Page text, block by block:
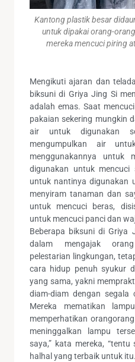
Kantong plastik besar
untuk dipakai orang-
mereka mencuci piring
Mengikuti ajaran dan
biksuni di Griya Jing Si
adalah emas. Saat
pakaian sekering mungkin
air untuk digunakan
mengumpulkan air
menggunakannya untuk
digunakan untuk mencuci
untuk nantinya digunakan
menyiram tanaman dan
untuk mencuci beras,
untuk mencuci panci dan
Beberapa biksuni di Griya
dalam mengajak
pelestarian lingkungan,
cara hidup penuh syukur
yang sama, yakni
diam-diam dengan segala
Mereka mematikan
memperhatikan
meninggalkan lampu
saya,” kata mereka,
halhal yang terbaik untuk